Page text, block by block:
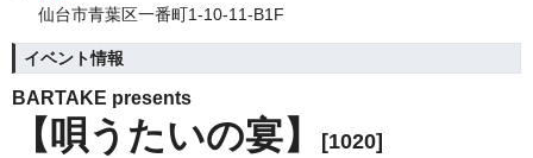
仙台市青葉区一番町1-10-11-B1F
イベント情報
BARTAKE presents
【唄うたいの宴】 [1020]